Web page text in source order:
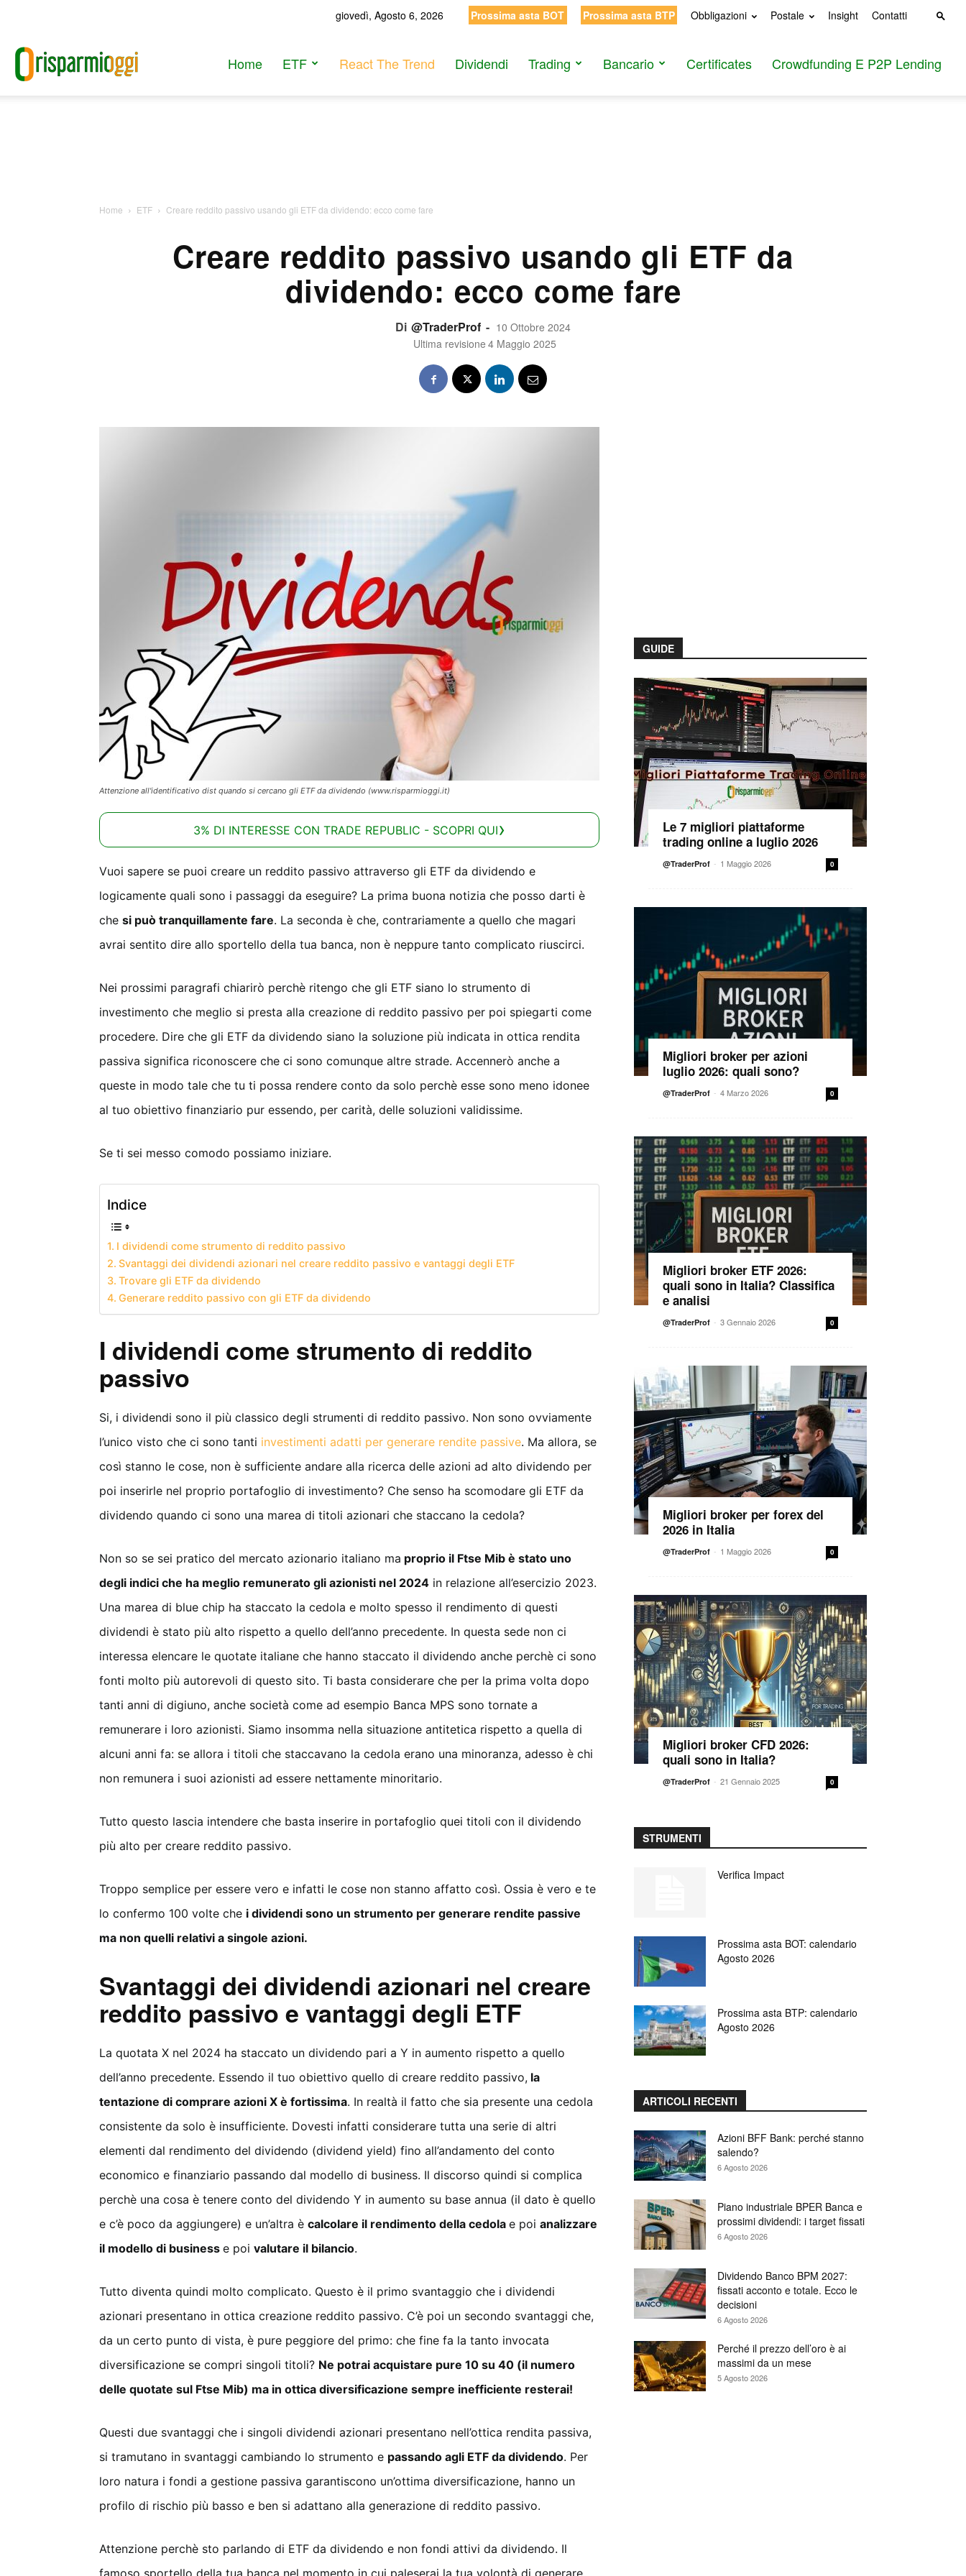
giovedì, Agosto 6, 2026 Prossima asta BOT Prossima asta BTP Obbligazioni Postale Insight Contatti
Home ETF React The Trend Dividendi Trading Bancario Certificates Crowdfunding E P2P Lending
Home ETF Creare reddito passivo usando gli ETF da dividendo: ecco come fare
Creare reddito passivo usando gli ETF da
dividendo: ecco come fare
Di @TraderProf - 10 Ottobre 2024
Ultima revisione 4 Maggio 2025
Attenzione all'identificativo dist quando si cercano gli ETF da dividendo (www.risparmioggi.it)
3% DI INTERESSE CON TRADE REPUBLIC - SCOPRI QUI
Vuoi sapere se puoi creare un reddito passivo attraverso gli ETF da dividendo e
logicamente quali sono i passaggi da eseguire? La prima buona notizia che posso darti è
che si può tranquillamente fare. La seconda è che, contrariamente a quello che magari
avrai sentito dire allo sportello della tua banca, non è neppure tanto complicato riuscirci.
Nei prossimi paragrafi chiarirò perchè ritengo che gli ETF siano lo strumento di
investimento che meglio si presta alla creazione di reddito passivo per poi spiegarti come
procedere. Dire che gli ETF da dividendo siano la soluzione più indicata in ottica rendita
passiva significa riconoscere che ci sono comunque altre strade. Accennerò anche a
queste in modo tale che tu ti possa rendere conto da solo perchè esse sono meno idonee
al tuo obiettivo finanziario pur essendo, per carità, delle soluzioni validissime.
Se ti sei messo comodo possiamo iniziare.
Indice
I dividendi come strumento di reddito passivo
Svantaggi dei dividendi azionari nel creare reddito passivo e vantaggi degli ETF
Trovare gli ETF da dividendo
Generare reddito passivo con gli ETF da dividendo
I dividendi come strumento di reddito
passivo
Si, i dividendi sono il più classico degli strumenti di reddito passivo. Non sono ovviamente
l’unico visto che ci sono tanti investimenti adatti per generare rendite passive. Ma allora, se
così stanno le cose, non è sufficiente andare alla ricerca delle azioni ad alto dividendo per
poi inserirle nel proprio portafoglio di investimento? Che senso ha scomodare gli ETF da
dividendo quando ci sono una marea di titoli azionari che staccano la cedola?
Non so se sei pratico del mercato azionario italiano ma proprio il Ftse Mib è stato uno
degli indici che ha meglio remunerato gli azionisti nel 2024 in relazione all’esercizio 2023.
Una marea di blue chip ha staccato la cedola e molto spesso il rendimento di questi
dividendi è stato più alto rispetto a quello dell’anno precedente. In questa sede non ci
interessa elencare le quotate italiane che hanno staccato il dividendo anche perchè ci sono
fonti molto più autorevoli di questo sito. Ti basta considerare che per la prima volta dopo
tanti anni di digiuno, anche società come ad esempio Banca MPS sono tornate a
remunerare i loro azionisti. Siamo insomma nella situazione antitetica rispetto a quella di
alcuni anni fa: se allora i titoli che staccavano la cedola erano una minoranza, adesso è chi
non remunera i suoi azionisti ad essere nettamente minoritario.
Tutto questo lascia intendere che basta inserire in portafoglio quei titoli con il dividendo
più alto per creare reddito passivo.
Troppo semplice per essere vero e infatti le cose non stanno affatto così. Ossia è vero e te
lo confermo 100 volte che i dividendi sono un strumento per generare rendite passive
ma non quelli relativi a singole azioni.
Svantaggi dei dividendi azionari nel creare
reddito passivo e vantaggi degli ETF
La quotata X nel 2024 ha staccato un dividendo pari a Y in aumento rispetto a quello
dell’anno precedente. Essendo il tuo obiettivo quello di creare reddito passivo, la
tentazione di comprare azioni X è fortissima. In realtà il fatto che sia presente una cedola
consistente da solo è insufficiente. Dovesti infatti considerare tutta una serie di altri
elementi dal rendimento del dividendo (dividend yield) fino all’andamento del conto
economico e finanziario passando dal modello di business. Il discorso quindi si complica
perchè una cosa è tenere conto del dividendo Y in aumento su base annua (il dato è quello
e c’è poco da aggiungere) e un’altra è calcolare il rendimento della cedola e poi analizzare
il modello di business e poi valutare il bilancio.
Tutto diventa quindi molto complicato. Questo è il primo svantaggio che i dividendi
azionari presentano in ottica creazione reddito passivo. C’è poi un secondo svantaggi che,
da un certo punto di vista, è pure peggiore del primo: che fine fa la tanto invocata
diversificazione se compri singoli titoli? Ne potrai acquistare pure 10 su 40 (il numero
delle quotate sul Ftse Mib) ma in ottica diversificazione sempre inefficiente resterai!
Questi due svantaggi che i singoli dividendi azionari presentano nell’ottica rendita passiva,
si tramutano in svantaggi cambiando lo strumento e passando agli ETF da dividendo. Per
loro natura i fondi a gestione passiva garantiscono un’ottima diversificazione, hanno un
profilo di rischio più basso e ben si adattano alla generazione di reddito passivo.
Attenzione perchè sto parlando di ETF da dividendo e non fondi attivi da dividendo. Il
GUIDE
Le 7 migliori piattaforme
trading online a luglio 2026
@TraderProf - 1 Maggio 2026 0
Migliori broker per azioni
luglio 2026: quali sono?
@TraderProf - 4 Marzo 2026 0
Migliori broker ETF 2026:
quali sono in Italia? Classifica
e analisi
@TraderProf - 3 Gennaio 2026 0
Migliori broker per forex del
2026 in Italia
@TraderProf - 1 Maggio 2026 0
Migliori broker CFD 2026:
quali sono in Italia?
@TraderProf - 21 Gennaio 2025 0
STRUMENTI
Verifica Impact
Prossima asta BOT: calendario
Agosto 2026
Prossima asta BTP: calendario
Agosto 2026
ARTICOLI RECENTI
Azioni BFF Bank: perché stanno
salendo?
6 Agosto 2026
Piano industriale BPER Banca e
prossimi dividendi: i target fissati
6 Agosto 2026
Dividendo Banco BPM 2027:
fissati acconto e totale. Ecco le
decisioni
6 Agosto 2026
Perché il prezzo dell’oro è ai
massimi da un mese
5 Agosto 2026